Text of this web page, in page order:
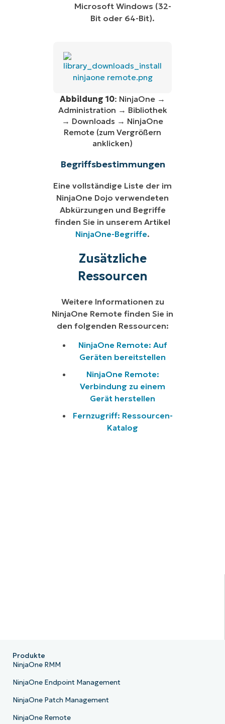
Microsoft Windows (32-
Bit oder 64-Bit).
Abbildung 10: NinjaOne →
Administration → Bibliothek
→ Downloads → NinjaOne
Remote (zum Vergrößern
anklicken)
Begriffsbestimmungen
Eine vollständige Liste der im
NinjaOne Dojo verwendeten
Abkürzungen und Begriffe
finden Sie in unserem Artikel
NinjaOne-Begriffe.
Zusätzliche
Ressourcen
Weitere Informationen zu
NinjaOne Remote finden Sie in
den folgenden Ressourcen:
NinjaOne Remote: Auf
Geräten bereitstellen
NinjaOne Remote:
Verbindung zu einem
Gerät herstellen
Fernzugriff: Ressourcen-
Katalog
Produkte
NinjaOne RMM
NinjaOne Endpoint Management
NinjaOne Patch Management
NinjaOne Remote